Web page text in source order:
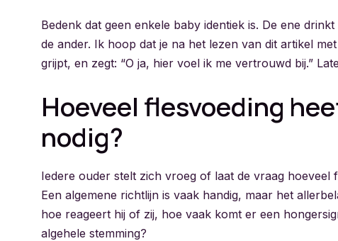
Bedenk dat geen enkele baby identiek is. De ene
de ander. Ik hoop dat je na het lezen van dit artikel
grijpt, en zegt: “O ja, hier voel ik me vertrouwd bij.”
Hoeveel flesvoeding
nodig?
Iedere ouder stelt zich vroeg of laat de vraag hoeveel
Een algemene richtlijn is vaak handig, maar het
hoe reageert hij of zij, hoe vaak komt er een
algehele stemming?